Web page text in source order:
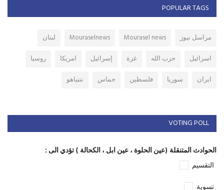
POPULAR TAGS
مراسل نيوز Mourasel news
Mouraselnews
لبنان
اسرائيل
حزب الله غزة إسرائيل امريكا
روسيا
ايران
سوريا فلسطين حماس نتنياهو
VOTING POLL
الحوادث المتنقلة (عين الحلوة ، عين ابل ، الكحالة ) تؤدي الى :
التقسيم
تسوية